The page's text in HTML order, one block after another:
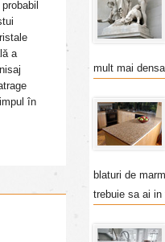
a
în
mult mai
blaturi de
trebuie sa ai